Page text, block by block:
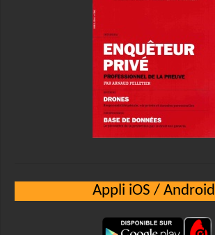
Appli iOS / Android